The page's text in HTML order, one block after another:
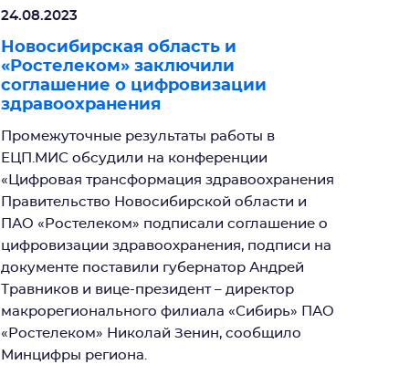
24.08.2023
Новосибирская область и
«Ростелеком» заключили
соглашение о цифровизации
здравоохранения
Промежуточные результаты работы в
ЕЦП.МИС обсудили на конференции
«Цифровая трансформация здравоохранения
Правительство Новосибирской области и
ПАО «Ростелеком» подписали соглашение о
цифровизации здравоохранения, подписи на
документе поставили губернатор Андрей
Травников и вице-президент – директор
макрорегионального филиала «Сибирь» ПАО
«Ростелеком» Николай Зенин, сообщило
Минцифры региона.